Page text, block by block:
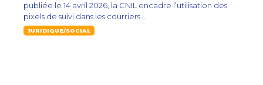
publiée le 14 avril 2026, la CNIL encadre l’utilisation des
pixels de suivi dans les courriers...
JURIDIQUE/SOCIAL